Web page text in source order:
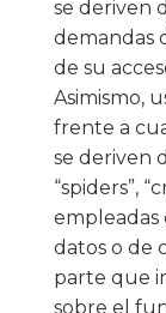
se deriven
demandas
de su
Asimismo,
frente a
se deriven
“spiders”,
empleadas
datos o de
parte que
sobre el